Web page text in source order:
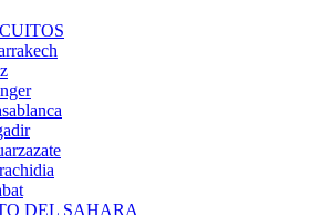
DEL SAHARA